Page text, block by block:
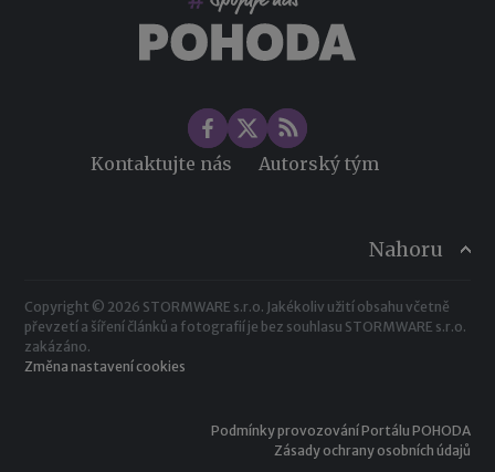
Kontaktujte nás Autorský tým
Nahoru
Copyright © 2026 STORMWARE s.r.o. Jakékoliv užití obsahu včetně
převzetí a šíření článků a fotografií je bez souhlasu STORMWARE s.r.o.
zakázáno.
Změna nastavení cookies
Podmínky provozování Portálu POHODA
Zásady ochrany osobních údajů